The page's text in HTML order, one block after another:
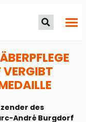
des
André Burgdorf